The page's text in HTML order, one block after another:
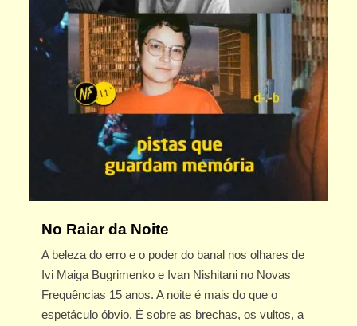
No Raiar da Noite
A beleza do erro e o poder do banal nos olhares de
Ivi Maiga Bugrimenko e Ivan Nishitani no Novas
Frequências 15 anos. A noite é mais do que o
espetáculo óbvio. É sobre as brechas, os vultos, a